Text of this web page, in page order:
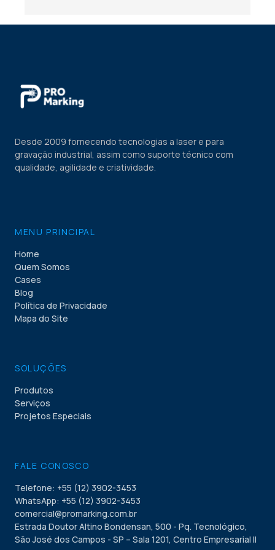
Desde 2009 fornecendo tecnologias a laser e para
gravação industrial, assim como suporte técnico com
qualidade, agilidade e criatividade.
MENU PRINCIPAL
Home
Quem Somos
Cases
Blog
Política de Privacidade
Mapa do Site
SOLUÇÕES
Produtos
Serviços
Projetos Especiais
FALE CONOSCO
Telefone: +55 (12) 3902-3453
WhatsApp: +55 (12) 3902-3453
comercial@promarking.com.br
Estrada Doutor Altino Bondensan, 500 - Pq. Tecnológico,
São José dos Campos - SP – Sala 1201, Centro Empresarial II